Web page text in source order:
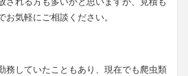
お気軽にご相談ください。
務していたこともあり、現在でも爬虫類